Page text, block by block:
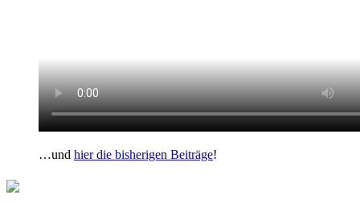
…und hier die bisherigen Beiträge!